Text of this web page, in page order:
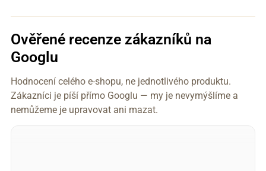
Ověřené recenze zákazníků na
Googlu
Hodnocení celého e-shopu, ne jednotlivého produktu.
Zákazníci je píší přímo Googlu — my je nevymýšlíme a
nemůžeme je upravovat ani mazat.